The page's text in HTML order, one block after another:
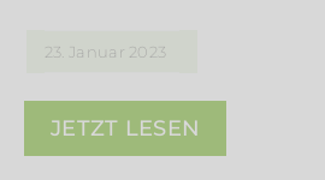
23. Januar 2023
JETZT LESEN